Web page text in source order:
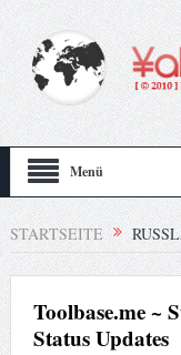
Menü
STARTSEITE
Toolbase.me ~
Status Updates